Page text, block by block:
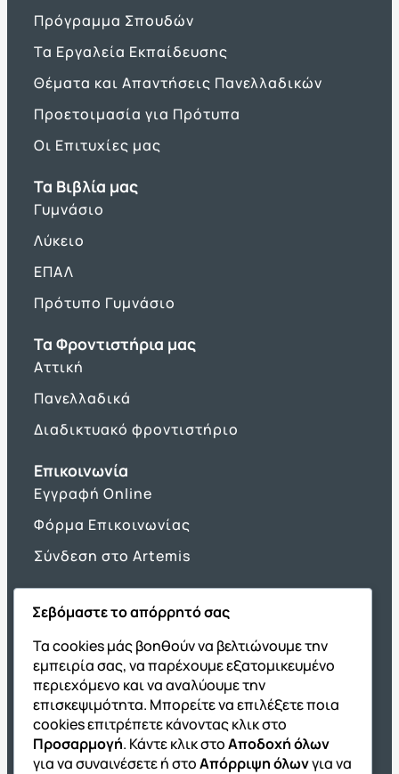
Πρόγραμμα Σπουδών
Τα Εργαλεία Εκπαίδευσης
Θέματα και Απαντήσεις Πανελλαδικών
Προετοιμασία για Πρότυπα
Οι Επιτυχίες μας
Τα Βιβλία μας
Γυμνάσιο
Λύκειο
ΕΠΑΛ
Πρότυπο Γυμνάσιο
Τα Φροντιστήρια μας
Αττική
Πανελλαδικά
Διαδικτυακό φροντιστήριο
Επικοινωνία
Εγγραφή Online
Φόρμα Επικοινωνίας
Σύνδεση στο Artemis
Όμιλος ΔΙΑΚΡΟΤΗΜΑ
ΔΙΑΚΡΟΤΗΜΑ@Home
Σχολική Μελέτη After School
Εκδόσεις Καλαϊτζίδη
Franchise ΔΙΑΚΡΟΤΗΜΑ
Σεβόμαστε το απόρρητό σας
Τα cookies μάς βοηθούν να βελτιώνουμε την
εμπειρία σας, να παρέχουμε εξατομικευμένο
περιεχόμενο και να αναλύουμε την
επισκεψιμότητα. Μπορείτε να επιλέξετε ποια
cookies επιτρέπετε κάνοντας κλικ στο
Προσαρμογή. Κάντε κλικ στοΑποδοχή όλων
για να συναινέσετε ή στοΑπόρριψη όλωνγια να